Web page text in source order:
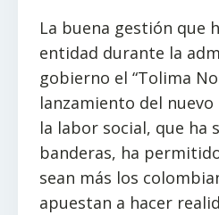
La buena gestión que
entidad durante la
gobierno el “Tolima
lanzamiento del
la labor social, que ha
banderas, ha
sean más los
apuestan a hacer